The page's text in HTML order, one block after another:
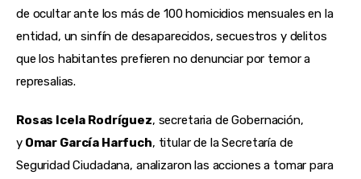
de ocultar ante los más de 100 homicidios mensuales en la
entidad, un sinfín de desaparecidos, secuestros y delitos
que los habitantes prefieren no denunciar por temor a
represalias.
Rosas Icela Rodríguez, secretaria de Gobernación,
yOmar García Harfuch, titular de la Secretaría de
Seguridad Ciudadana, analizaron las acciones a tomar para